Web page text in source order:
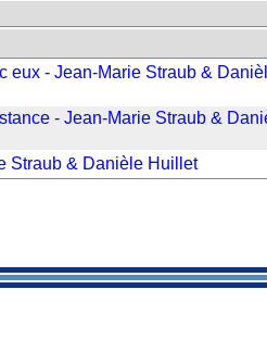
eux - Jean-Marie Straub &
- Jean-Marie Straub &
Straub & Danièle Huillet